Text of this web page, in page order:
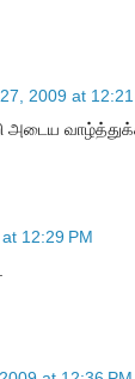
2009 at 12:21
அடைய
12:29 PM